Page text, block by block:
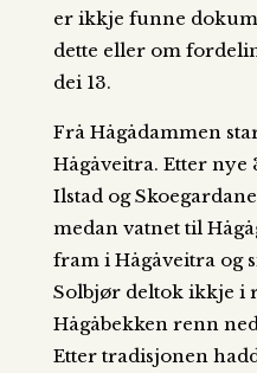
er ikkje funne
dette eller om
dei 13.
Frå Hågådammen
Hågåveitra. Etter
Ilstad og
medan vatnet til
fram i Hågåveitra og
Solbjør deltok ikkje i
Hågåbekken renn
Etter tradisjonen